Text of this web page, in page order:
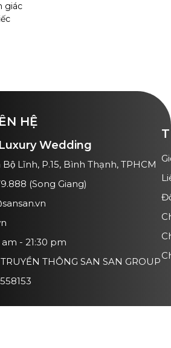
giác
HỆ
Wedding
Lĩnh, P.15, Bình Thạnh, TPHCM
(Song Giang)
- 21:30 pm
THÔNG SAN SAN GROUP